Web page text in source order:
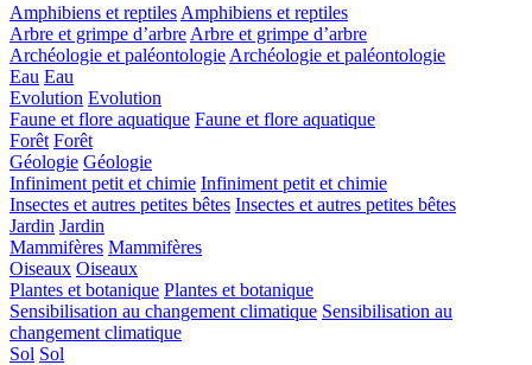
Amphibiens et reptiles Amphibiens et reptiles
Arbre et grimpe d’arbre Arbre et grimpe d’arbre
Archéologie et paléontologie Archéologie et paléontologie
Eau Eau
Evolution Evolution
Faune et flore aquatique Faune et flore aquatique
Forêt Forêt
Géologie Géologie
Infiniment petit et chimie Infiniment petit et chimie
Insectes et autres petites bêtes Insectes et autres petites bêtes
Jardin Jardin
Mammifères Mammifères
Oiseaux Oiseaux
Plantes et botanique Plantes et botanique
Sensibilisation au changement climatique Sensibilisation au
changement climatique
Sol Sol